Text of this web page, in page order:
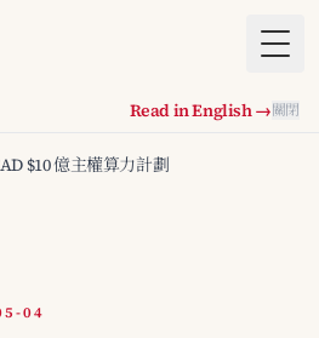
Read in English →關閉
$10 億主權算力計劃
04